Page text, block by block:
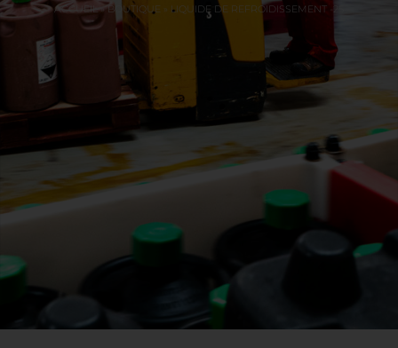
ACCUEIL»BOUTIQUE » LIQUIDE DE REFROIDISSEMENT -25